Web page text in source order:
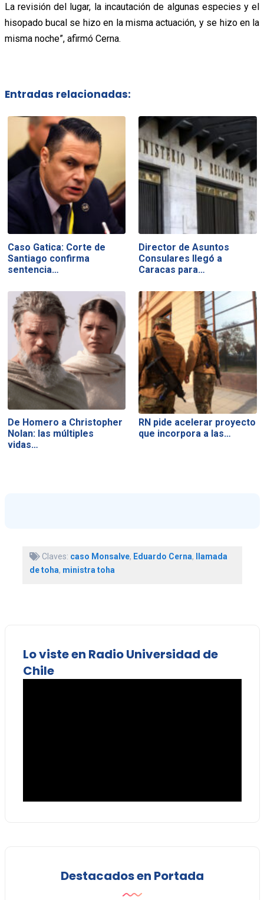
La revisión del lugar, la incautación de algunas especies y el
hisopado bucal se hizo en la misma actuación, y se hizo en la
misma noche”, afirmó Cerna.
Entradas relacionadas:
Caso Gatica: Corte de
Santiago confirma
sentencia…
Director de Asuntos
Consulares llegó a
Caracas para…
De Homero a Christopher
Nolan: las múltiples
vidas…
RN pide acelerar proyecto
que incorpora a las…
Claves: caso Monsalve, Eduardo Cerna, llamada
de toha, ministra toha
Lo viste en Radio Universidad de
Chile
Destacados en Portada